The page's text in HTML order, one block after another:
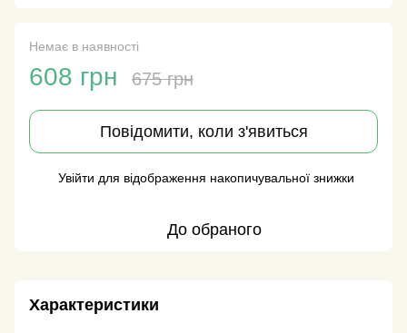
Немає в наявності
608 грн 675 грн
Повідомити, коли з'явиться
Увійти для відображення накопичувальної знижки
До обраного
Характеристики